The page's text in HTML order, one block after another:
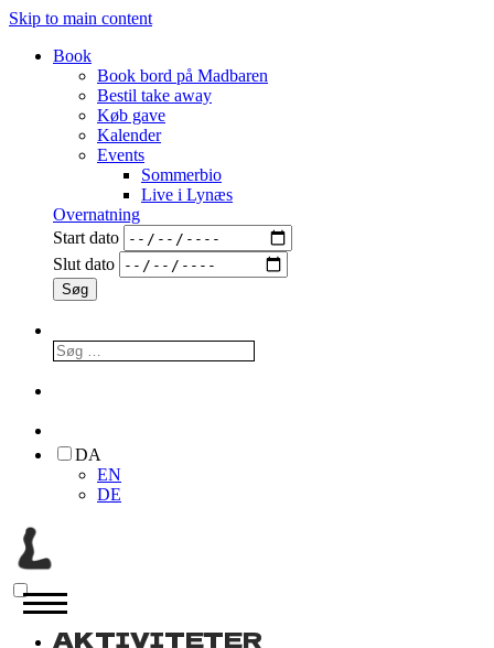
Skip to main content
Book
Book bord på Madbaren
Bestil take away
Køb gave
Kalender
Events
Sommerbio
Live i Lynæs
Overnatning
Start dato
Slut dato
DA
EN
DE
AKTIVITETER